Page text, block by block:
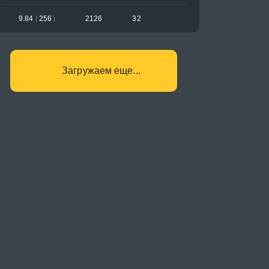
9.84 (256 ) 2126 32
Загружаем еще...